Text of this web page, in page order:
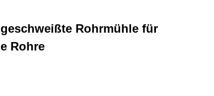
Rohrmühle für
Rohre